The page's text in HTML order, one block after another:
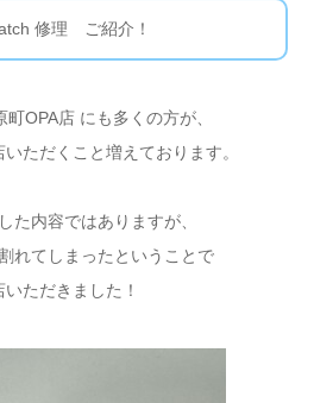
修理 ご紹介！
OPA店 にも多くの方が、
ただくこと増えております。
た内容ではありますが、
れてしまったということで
いただきました！